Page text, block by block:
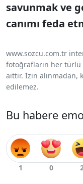
savunmak ve
canımı feda
www.sozcu.com.tr
fotoğrafların her türlü
aittir. İzin alınmadan,
edilemez.
Bu habere